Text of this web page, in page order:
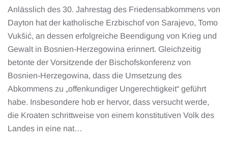
Anlässlich des 30. Jahrestag des Friedensabkommens von
Dayton hat der katholische Erzbischof von Sarajevo, Tomo
Vukšić, an dessen erfolgreiche Beendigung von Krieg und
Gewalt in Bosnien-Herzegowina erinnert. Gleichzeitig
betonte der Vorsitzende der Bischofskonferenz von
Bosnien-Herzegowina, dass die Umsetzung des
Abkommens zu „offenkundiger Ungerechtigkeit“ geführt
habe. Insbesondere hob er hervor, dass versucht werde,
die Kroaten schrittweise von einem konstitutiven Volk des
Landes in eine nat…